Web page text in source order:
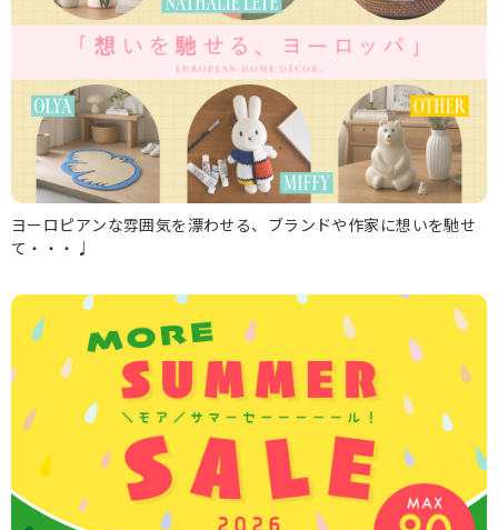
ヨーロピアンな雰囲気を漂わせる、ブランドや作家に想いを馳せ
て・・・♩